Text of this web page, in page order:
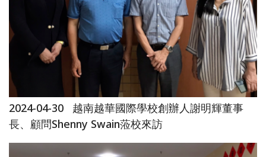
2024-04-30
越南越華國際學校創辦人謝明輝董事
長、顧問Shenny Swain蒞校來訪